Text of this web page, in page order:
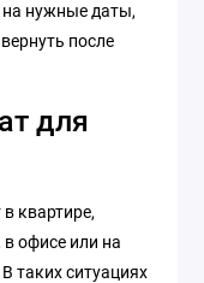
на нужные даты,
после
для
квартире,
офисе или на
таких ситуациях